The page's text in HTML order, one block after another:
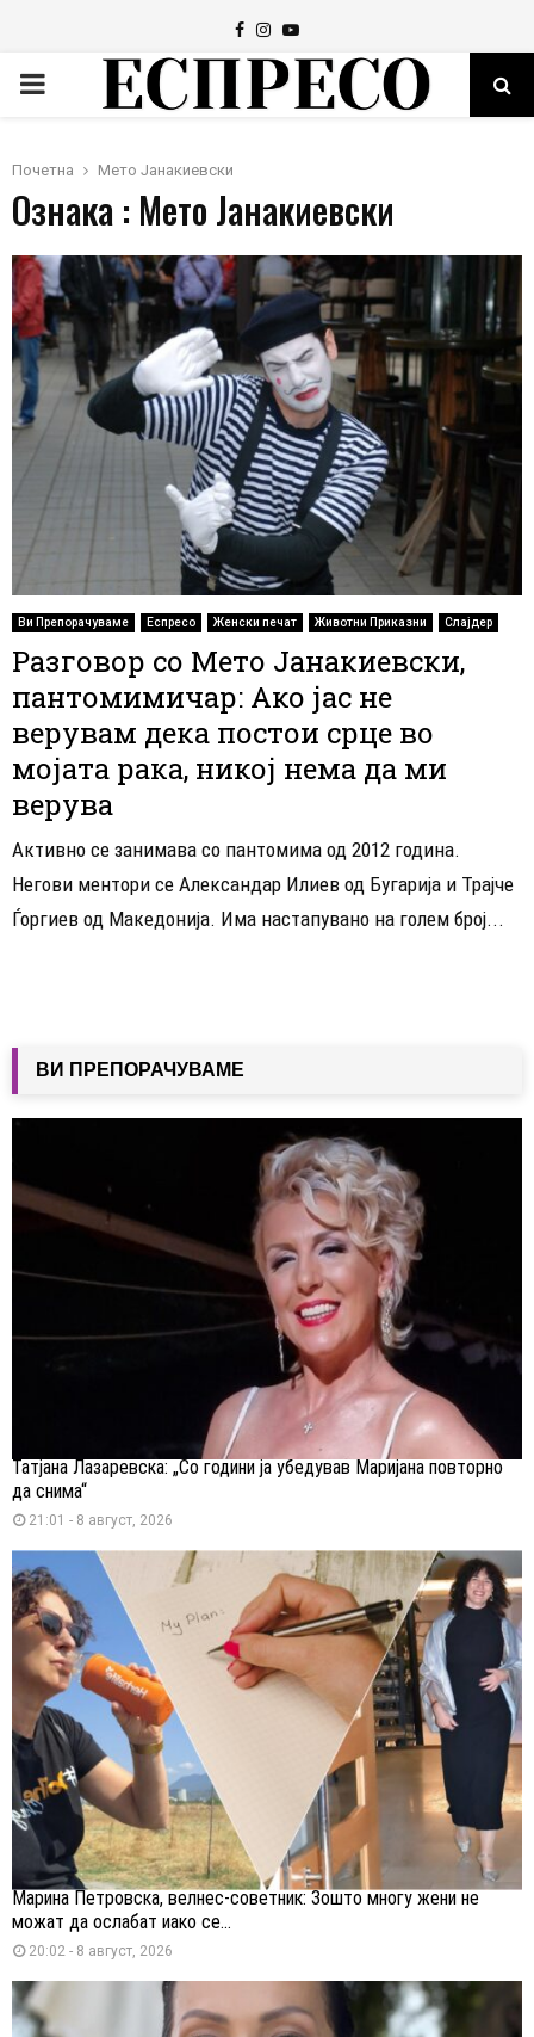
Facebook
Instagram
Youtube
PRIMARY
Почетна Мето Јанакиевски
Ознака : Мето Јанакиевски
Ви Препорачуваме Еспресо Женски печат Животни Приказни Слајдер
Разговор со Мето Јанакиевски,
пантомимичар: Ако јас не
верувам дека постои срце во
мојата рака, никој нема да ми
верува
Активно се занимава со пантомима од 2012 година.
Негови ментори се Александар Илиев од Бугарија и Трајче
Ѓоргиев од Македонија. Има настапувано на голем број...
ВИ ПРЕПОРАЧУВАМЕ
Татјана Лазаревска: „Со години ја убедував Маријана повторно
да снима“
21:01 - 8 август, 2026
Марина Петровска, велнес-советник: Зошто многу жени не
можат да ослабат иако се...
20:02 - 8 август, 2026